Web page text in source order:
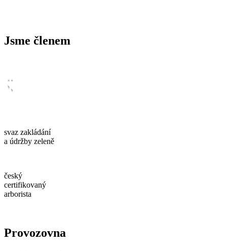
Jsme členem
svaz zakládání
a údržby zeleně
český
certifikovaný
arborista
Provozovna